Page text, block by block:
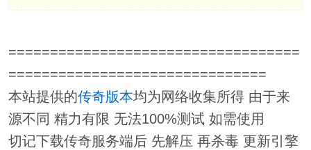
===================================
===============================
本站提供的传奇版本均为网络收集所得 由于来
源不同 精力有限 无法100%测试 如需使用
切记下载传奇服务端后 先解压 再杀毒 更新引擎